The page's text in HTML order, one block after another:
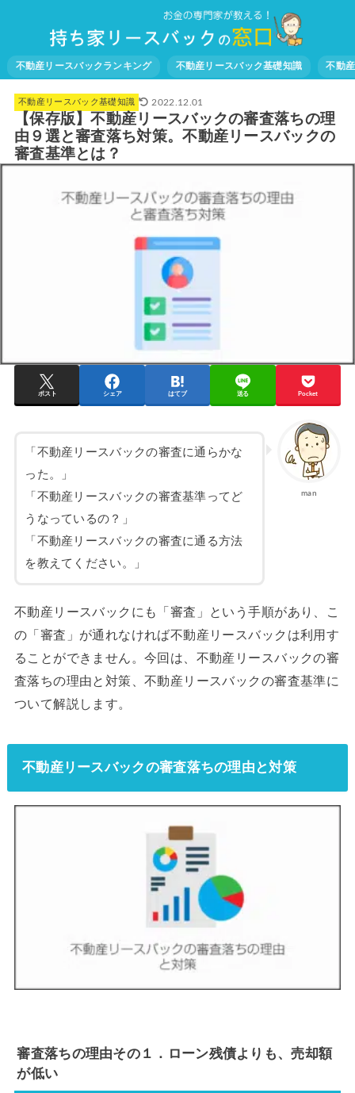
不動産リースバックランキング 不動産リースバック基礎知識 不動
不動産リースバック基礎知識 2022.12.01
【保存版】不動産リースバックの審査落ちの理
由９選と審査落ち対策。不動産リースバックの
審査基準とは？
ポスト シェア はてブ 送る Pocket
man
「不動産リースバックの審査に通らかな
った。」
「不動産リースバックの審査基準ってど
うなっているの？」
「不動産リースバックの審査に通る方法
を教えてください。」
不動産リースバックにも「審査」という手順があり、こ
の「審査」が通れなければ不動産リースバックは利用す
ることができません。今回は、不動産リースバックの審
査落ちの理由と対策、不動産リースバックの審査基準に
ついて解説します。
不動産リースバックの審査落ちの理由と対策
審査落ちの理由その１．ローン残債よりも、売却額
が低い